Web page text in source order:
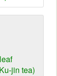
jin tea)